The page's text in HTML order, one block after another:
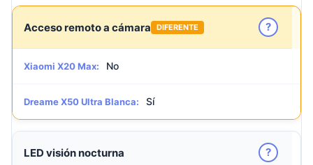
Acceso remoto a cámara DIFERENTE ?
Xiaomi X20 Max: No
Dreame X50 Ultra Blanca: Sí
LED visión nocturna ?